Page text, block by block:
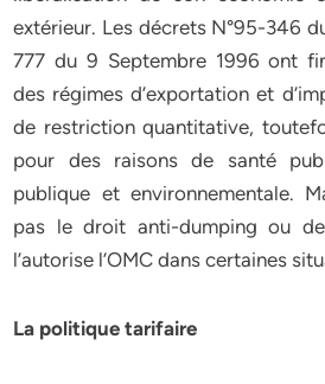
extérieur. Les décrets N°95-346
777 du 9 Septembre 1996 ont
des régimes d’exportation et
de restriction quantitative,
pour des raisons de santé
publique et environnementale.
pas le droit anti-dumping ou
l’autorise l’OMC dans certaines
La politique tarifaire